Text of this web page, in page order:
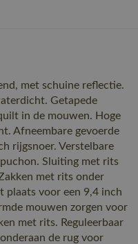
met schuine reflectie.
Getapede
in de mouwen. Hoge
Afneembare gevoerde
rijgsnoer. Verstelbare
Sluiting met rits
met rits onder
plaats voor een 9,4 inch
mouwen zorgen voor
met rits. Reguleerbaar
de rug voor